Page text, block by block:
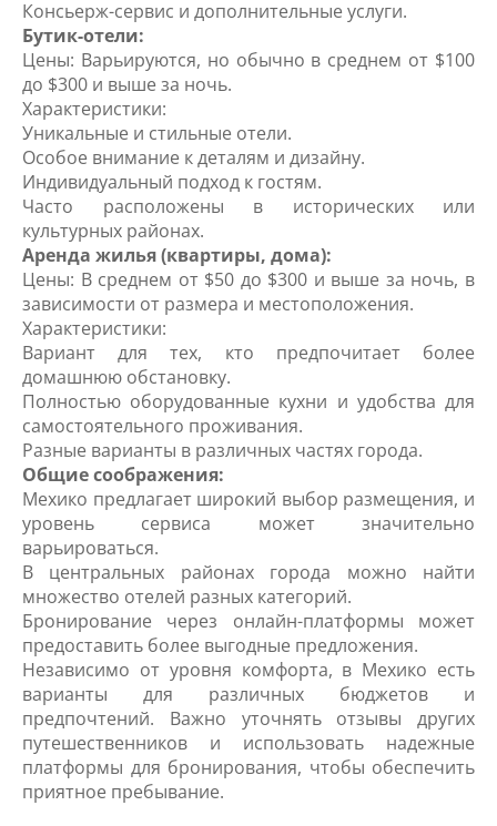
Консьерж-сервис и дополнительные услуги.
Бутик-отели:
Цены: Варьируются, но обычно в среднем от $100
до $300 и выше за ночь.
Характеристики:
Уникальные и стильные отели.
Особое внимание к деталям и дизайну.
Индивидуальный подход к гостям.
Часто расположены в исторических или
культурных районах.
Аренда жилья (квартиры, дома):
Цены: В среднем от $50 до $300 и выше за ночь, в
зависимости от размера и местоположения.
Характеристики:
Вариант для тех, кто предпочитает более
домашнюю обстановку.
Полностью оборудованные кухни и удобства для
самостоятельного проживания.
Разные варианты в различных частях города.
Общие соображения:
Мехико предлагает широкий выбор размещения, и
уровень сервиса может значительно
варьироваться.
В центральных районах города можно найти
множество отелей разных категорий.
Бронирование через онлайн-платформы может
предоставить более выгодные предложения.
Независимо от уровня комфорта, в Мехико есть
варианты для различных бюджетов и
предпочтений. Важно уточнять отзывы других
путешественников и использовать надежные
платформы для бронирования, чтобы обеспечить
приятное пребывание.